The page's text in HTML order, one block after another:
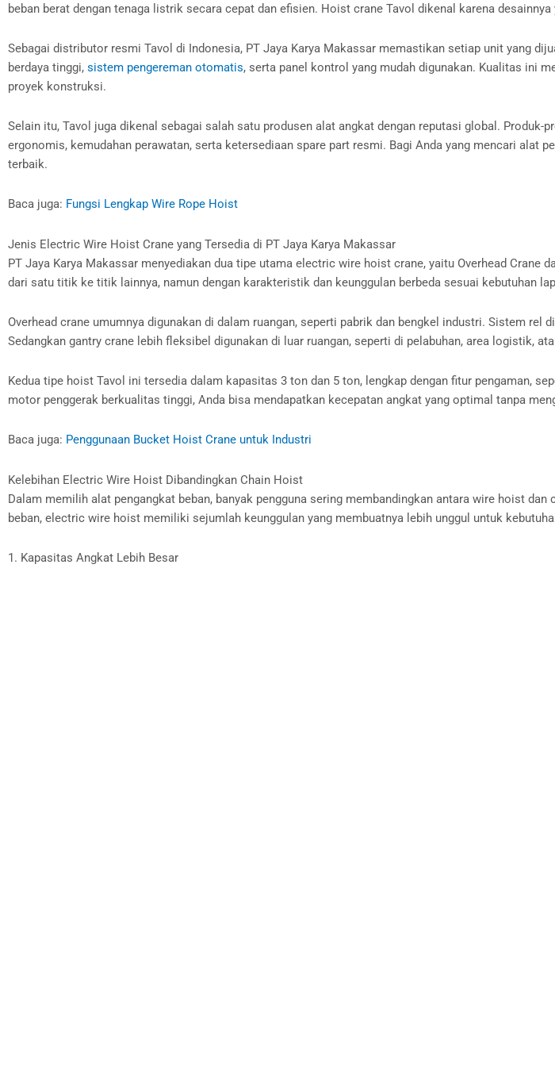
beban berat dengan tenaga listrik secara cepat dan efisien. Hoist crane Tavol dikenal karena
Sebagai distributor resmi Tavol di Indonesia, PT Jaya Karya Makassar memastikan setiap unit yang
berdaya tinggi, sistem pengereman otomatis, serta panel kontrol yang mudah digunakan. Kualitas ini
proyek konstruksi.
Selain itu, Tavol juga dikenal sebagai salah satu produsen alat angkat dengan reputasi global. Produk-
ergonomis, kemudahan perawatan, serta ketersediaan spare part resmi. Bagi Anda yang mencari alat
terbaik.
Baca juga: Fungsi Lengkap Wire Rope Hoist
Jenis Electric Wire Hoist Crane yang Tersedia di PT Jaya Karya Makassar
PT Jaya Karya Makassar menyediakan dua tipe utama electric wire hoist crane, yaitu Overhead
dari satu titik ke titik lainnya, namun dengan karakteristik dan keunggulan berbeda sesuai kebutuhan
Overhead crane umumnya digunakan di dalam ruangan, seperti pabrik dan bengkel industri. Sistem
Sedangkan gantry crane lebih fleksibel digunakan di luar ruangan, seperti di pelabuhan, area logistik,
Kedua tipe hoist Tavol ini tersedia dalam kapasitas 3 ton dan 5 ton, lengkap dengan fitur pengaman,
motor penggerak berkualitas tinggi, Anda bisa mendapatkan kecepatan angkat yang optimal tanpa
Baca juga: Penggunaan Bucket Hoist Crane untuk Industri
Kelebihan Electric Wire Hoist Dibandingkan Chain Hoist
Dalam memilih alat pengangkat beban, banyak pengguna sering membandingkan antara wire hoist
beban, electric wire hoist memiliki sejumlah keunggulan yang membuatnya lebih unggul untuk
1. Kapasitas Angkat Lebih Besar